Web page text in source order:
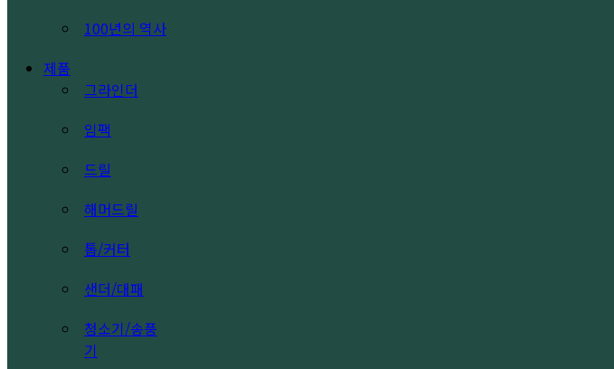
100년의 역사
제품
그라인더
임팩
드릴
해머드릴
톱/커터
샌더/대패
청소기/송풍
기